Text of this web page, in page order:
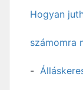
Hogyan
számomra